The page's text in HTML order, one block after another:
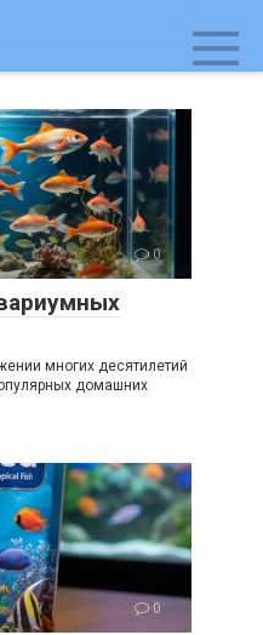
0
многих десятилетий
домашних
0